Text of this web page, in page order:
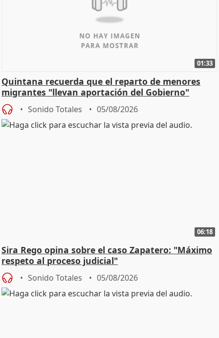
01:33
Quintana recuerda que el reparto de menores
migrantes "llevan aportación del Gobierno"
central
Sonido Totales 05/08/2026
06:18
Sira Rego opina sobre el caso Zapatero: "Máximo
respeto al proceso judicial"
Sonido Totales 05/08/2026